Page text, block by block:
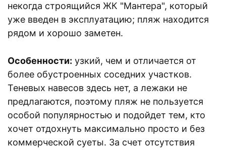
некогда строящийся ЖК "Мантера", который
уже введен в эксплуатацию; пляж находится
рядом и хорошо заметен.
Особенности: узкий, чем и отличается от
более обустроенных соседних участков.
Теневых навесов здесь нет, а лежаки не
предлагаются, поэтому пляж не пользуется
особой популярностью и подойдет тем, кто
хочет отдохнуть максимально просто и без
коммерческой суеты. За счет отсутствия